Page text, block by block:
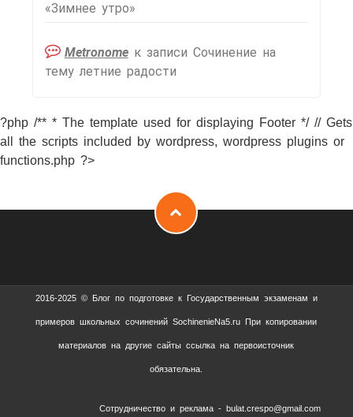
«Зимнее утро»
Metronomeк записи Сочинение на
тему летние радости
?php /** * The template used for displaying Footer */ // Gets
all the scripts included by wordpress, wordpress plugins or
functions.php ?>
2016-2025 © Блог по подготовке к Государственным экзаменам и
примеров школьных сочинений SochinenieNa5.ru При копировании
материалов на другие сайты ссылка на первоисточник
обязательна.
Сотрудничество и реклама - bulat.crespo@gmail.com